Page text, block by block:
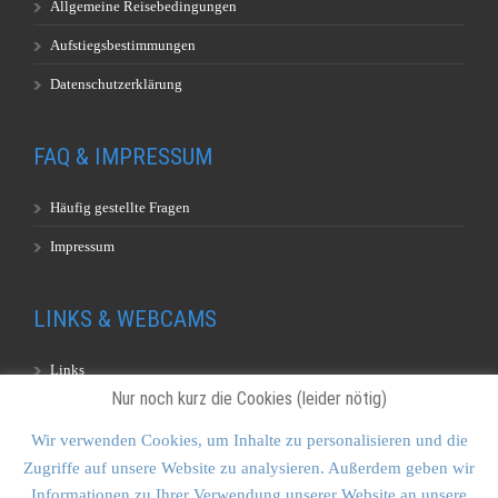
Allgemeine Reisebedingungen
Aufstiegsbestimmungen
Datenschutzerklärung
FAQ & IMPRESSUM
Häufig gestellte Fragen
Impressum
LINKS & WEBCAMS
Links
KONTAKT & SITEMAP
Nur noch kurz die Cookies (leider nötig)
Wir verwenden Cookies, um Inhalte zu personalisieren und die
Zugriffe auf unsere Website zu analysieren. Außerdem geben wir
Informationen zu Ihrer Verwendung unserer Website an unsere